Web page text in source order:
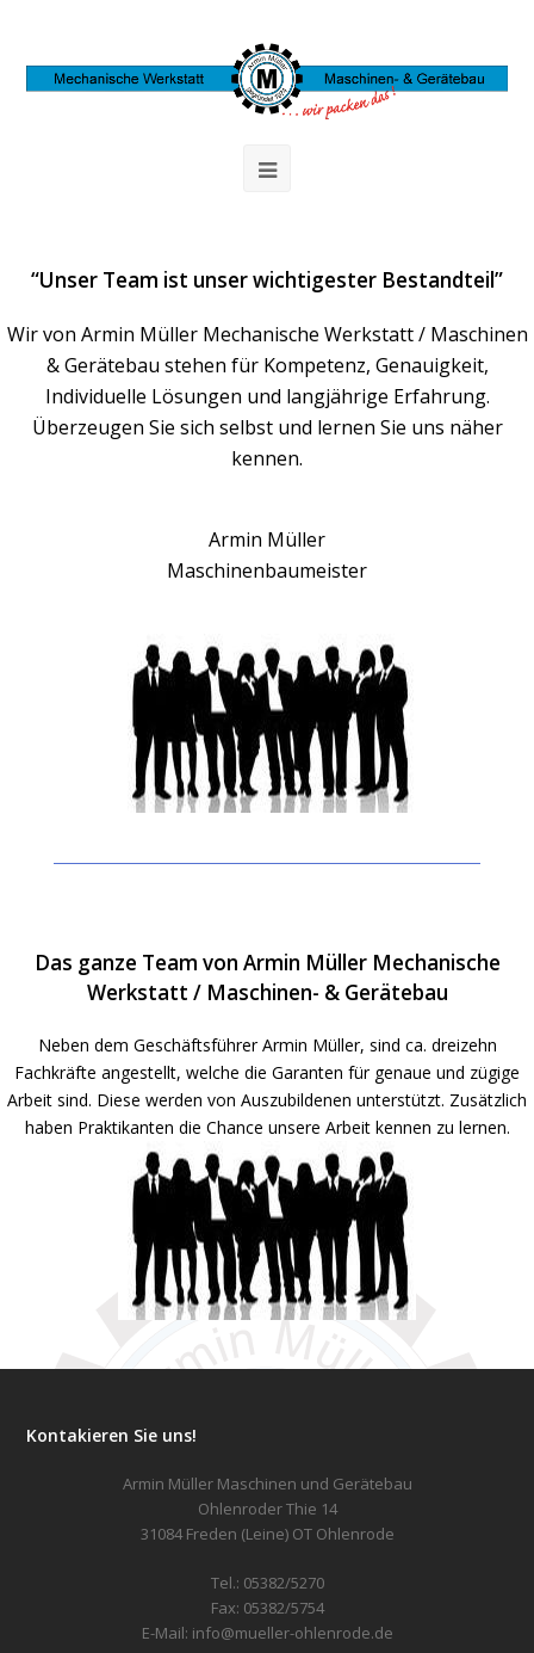
“Unser Team ist unser wichtigester Bestandteil”
Wir von Armin Müller Mechanische Werkstatt / Maschinen
& Gerätebau stehen für Kompetenz, Genauigkeit,
Individuelle Lösungen und langjährige Erfahrung.
Überzeugen Sie sich selbst und lernen Sie uns näher
kennen.
Armin Müller
Maschinenbaumeister
Das ganze Team von Armin Müller Mechanische
Werkstatt / Maschinen- & Gerätebau
Neben dem Geschäftsführer Armin Müller, sind ca. dreizehn
Fachkräfte angestellt, welche die Garanten für genaue und zügige
Arbeit sind. Diese werden von Auszubildenen unterstützt. Zusätzlich
haben Praktikanten die Chance unsere Arbeit kennen zu lernen.
Kontakieren Sie uns!
Armin Müller Maschinen und Gerätebau
Ohlenroder Thie 14
31084 Freden (Leine) OT Ohlenrode
Tel.: 05382/5270
Fax: 05382/5754
E-Mail: info@mueller-ohlenrode.de